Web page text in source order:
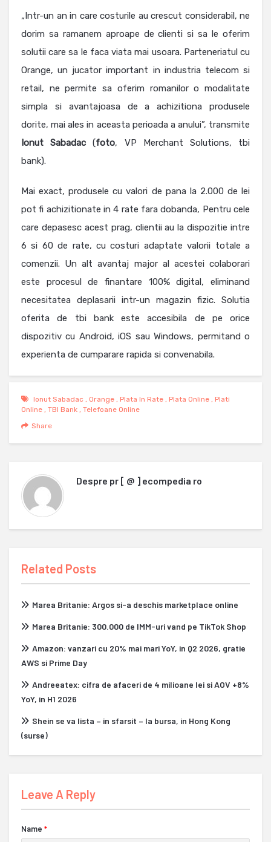
„Intr-un an in care costurile au crescut considerabil, ne
dorim sa ramanem aproape de clienti si sa le oferim
solutii care sa le faca viata mai usoara. Parteneriatul cu
Orange, un jucator important in industria telecom si
retail, ne permite sa oferim romanilor o modalitate
simpla si avantajoasa de a achizitiona produsele
dorite, mai ales in aceasta perioada a anului”, transmite
Ionut Sabadac(foto, VP Merchant Solutions, tbi
bank).
Mai exact, produsele cu valori de pana la 2.000 de lei
pot fi achizitionate in 4 rate fara dobanda, Pentru cele
care depasesc acest prag, clientii au la dispozitie intre
6 si 60 de rate, cu costuri adaptate valorii totale a
comenzii. Un alt avantaj major al acestei colaborari
este procesul de finantare 100% digital, eliminand
necesitatea deplasarii intr-un magazin fizic. Solutia
oferita de tbi bank este accesibila de pe orice
dispozitiv cu Android, iOS sau Windows, permitand o
experienta de cumparare rapida si convenabila.
Ionut Sabadac , Orange , Plata In Rate , Plata Online , Plati
Online , TBI Bank , Telefoane Online
Share
Despre pr [ @ ] ecompedia ro
Related Posts
Marea Britanie: Argos si-a deschis marketplace online
Marea Britanie: 300.000 de IMM-uri vand pe TikTok Shop
Amazon: vanzari cu 20% mai mari YoY, in Q2 2026, gratie
AWS si Prime Day
Andreeatex: cifra de afaceri de 4 milioane lei si AOV +8%
YoY, in H1 2026
Shein se va lista – in sfarsit – la bursa, in Hong Kong
(surse)
Leave A Reply
Name *